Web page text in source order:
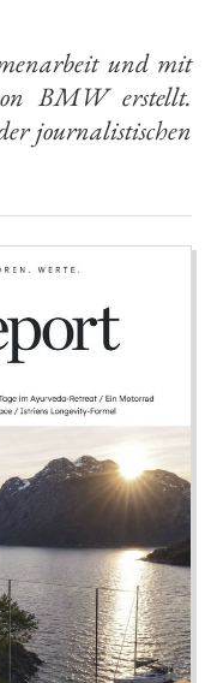
und mit
BMW erstellt.
journalistischen